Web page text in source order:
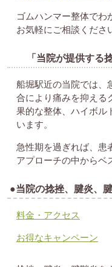
ゴムハンマー整体でわ
お気軽にご相談くださ
「当院が提供する
船堀駅近の当院では、
合により痛みを抑える
果的な整体、ハイボル
います。
急性期を過ぎれば、患
アプローチの中からベ
●当院の捻挫、腱炎、
料金・アクセス
お得なキャンペーン